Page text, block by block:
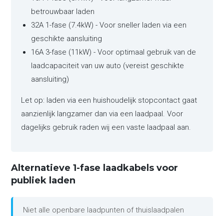
betrouwbaar laden
32A 1-fase (7.4kW) - Voor sneller laden via een
geschikte aansluiting
16A 3-fase (11kW) - Voor optimaal gebruik van de
laadcapaciteit van uw auto (vereist geschikte
aansluiting)
Let op: laden via een huishoudelijk stopcontact gaat
aanzienlijk langzamer dan via een laadpaal. Voor
dagelijks gebruik raden wij een vaste laadpaal aan.
Alternatieve 1-fase laadkabels voor
publiek laden
Niet alle openbare laadpunten of thuislaadpalen